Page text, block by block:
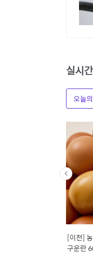
실시
오늘
[이천]
구운란